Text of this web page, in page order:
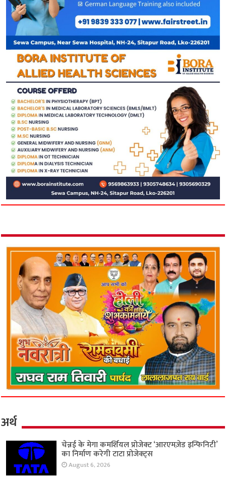
अर्थ
चेन्नई के मेगा कमर्शियल प्रोजेक्ट ‘आरएमज़ेड इन्फिनिटी’
का निर्माण करेगी टाटा प्रोजेक्ट्स
August 6, 2026